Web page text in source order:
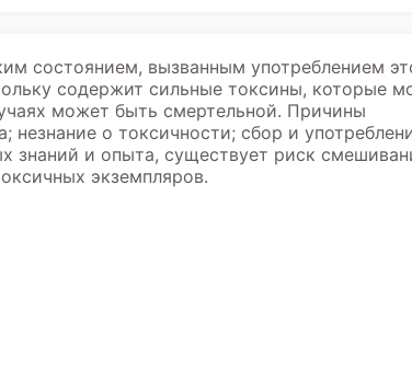
состоянием, вызванным употреблением
содержит сильные токсины, которые
может быть смертельной. Причины
незнание о токсичности; сбор и
знаний и опыта, существует риск
экземпляров.